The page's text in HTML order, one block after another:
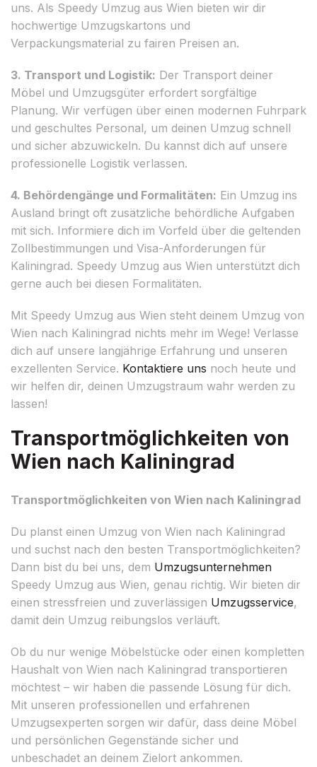
uns. Als Speedy Umzug aus Wien bieten wir dir
hochwertige Umzugskartons und
Verpackungsmaterial zu fairen Preisen an.
3. Transport und Logistik: Der Transport deiner
Möbel und Umzugsgüter erfordert sorgfältige
Planung. Wir verfügen über einen modernen Fuhrpark
und geschultes Personal, um deinen Umzug schnell
und sicher abzuwickeln. Du kannst dich auf unsere
professionelle Logistik verlassen.
4. Behördengänge und Formalitäten: Ein Umzug ins
Ausland bringt oft zusätzliche behördliche Aufgaben
mit sich. Informiere dich im Vorfeld über die geltenden
Zollbestimmungen und Visa-Anforderungen für
Kaliningrad. Speedy Umzug aus Wien unterstützt dich
gerne auch bei diesen Formalitäten.
Mit Speedy Umzug aus Wien steht deinem Umzug von
Wien nach Kaliningrad nichts mehr im Wege! Verlasse
dich auf unsere langjährige Erfahrung und unseren
exzellenten Service. Kontaktiere uns noch heute und
wir helfen dir, deinen Umzugstraum wahr werden zu
lassen!
Transportmöglichkeiten von
Wien nach Kaliningrad
Transportmöglichkeiten von Wien nach Kaliningrad
Du planst einen Umzug von Wien nach Kaliningrad
und suchst nach den besten Transportmöglichkeiten?
Dann bist du bei uns, dem Umzugsunternehmen
Speedy Umzug aus Wien, genau richtig. Wir bieten dir
einen stressfreien und zuverlässigen Umzugsservice,
damit dein Umzug reibungslos verläuft.
Ob du nur wenige Möbelstücke oder einen kompletten
Haushalt von Wien nach Kaliningrad transportieren
möchtest – wir haben die passende Lösung für dich.
Mit unseren professionellen und erfahrenen
Umzugsexperten sorgen wir dafür, dass deine Möbel
und persönlichen Gegenstände sicher und
unbeschadet an deinem Zielort ankommen.